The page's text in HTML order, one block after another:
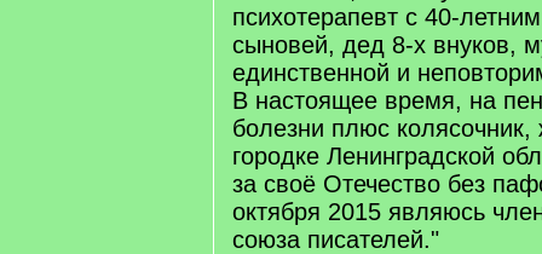
психотерапевт с 40-
сыновей, дед 8-х внуков,
единственной и
В настоящее время, на
болезни плюс
городке Ленинградской
за своё Отечество без
октября 2015 являюсь
союза писателей."